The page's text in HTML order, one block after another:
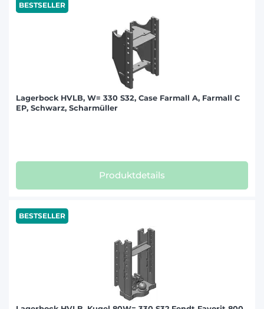
BESTSELLER
Lagerbock HVLB, W= 330 S32, Case Farmall A, Farmall C
EP, Schwarz, Scharmüller
Produktdetails
BESTSELLER